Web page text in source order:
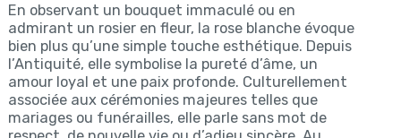
En observant un bouquet immaculé ou en
admirant un rosier en fleur, la rose blanche évoque
bien plus qu’une simple touche esthétique. Depuis
l’Antiquité, elle symbolise la pureté d’âme, un
amour loyal et une paix profonde. Culturellement
associée aux cérémonies majeures telles que
mariages ou funérailles, elle parle sans mot de